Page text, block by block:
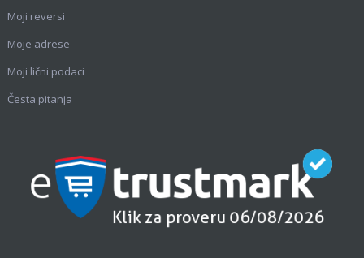
Moji reversi
Moje adrese
Moji lični podaci
Česta pitanja